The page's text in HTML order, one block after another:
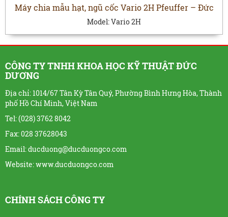
Máy chia mẫu hạt, ngũ cốc Vario 2H Pfeuffer – Đức
Model:Vario 2H
CÔNG TY TNHH KHOA HỌC KỸ THUẬT ĐỨC
DƯƠNG
Địa chỉ: 1014/67 Tân Kỳ Tân Quý, Phường Bình Hưng Hòa, Thành
phố Hồ Chí Minh, Việt Nam
Tel: (028) 3762 8042
Fax: 028 37628043
Email: ducduong@ducduongco.com
Website:www.ducduongco.com
CHÍNH SÁCH CÔNG TY